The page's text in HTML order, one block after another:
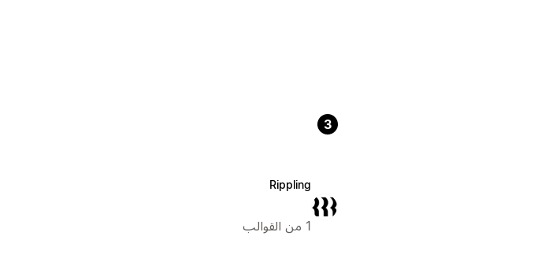
3
Rippling
1 من القوالب